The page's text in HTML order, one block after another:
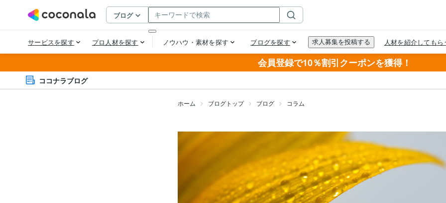
会員登録で10％割引クーポンを獲得！
ココナラブログ
ホーム ブログトップ ブログ コラム